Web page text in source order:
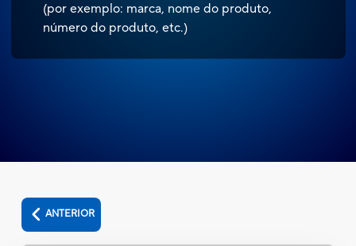
(por exemplo: marca, nome do produto,
número do produto, etc.)
ANTERIOR